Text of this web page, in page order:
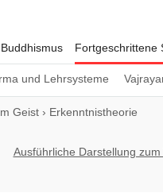
Fortgeschrittene
und Lehrsysteme
Geist › Erkenntnistheorie
Ausführliche Darstellung